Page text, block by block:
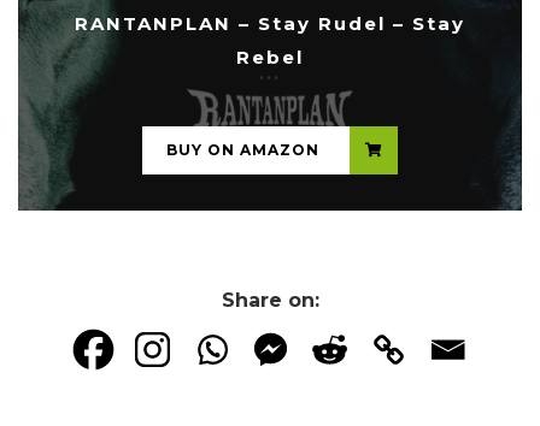
RANTANPLAN – Stay Rudel – Stay
Rebel
...
BUY ON AMAZON
Share on: